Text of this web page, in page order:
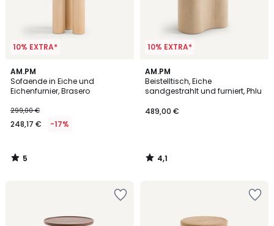
10% EXTRA*
AM.PM
Sofaende in Eiche und
Eichenfurnier, Brasero
299,00 €
248,17 € -17%
5
/
5
5
/
10% EXTRA*
AM.PM
Beistelltisch, Eiche
sandgestrahlt und furniert, Phlu
489,00 €
4,1
/ 5
4,1
/